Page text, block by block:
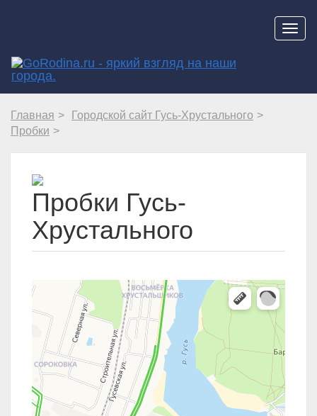
Главная
Городской сайт Гусь-Хрустального
Пробки
Пробки Гусь-
Хрустального